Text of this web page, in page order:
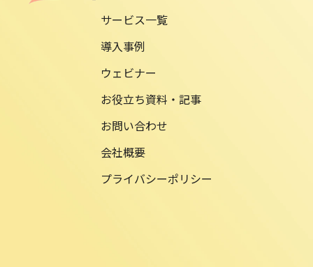
サービス一覧
導入事例
ウェビナー
お役立ち資料・記事
お問い合わせ
会社概要
プライバシーポリシー